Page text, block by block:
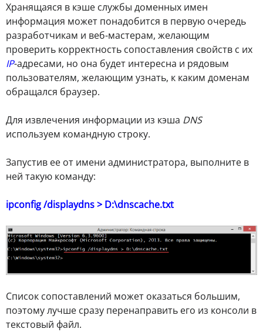
Хранящаяся в кэше службы доменных имен
информация может понадобится в первую очередь
разработчикам и веб-мастерам, желающим
проверить корректность сопоставления свойств с их
IP-адресами, но она будет интересна и рядовым
пользователям, желающим узнать, к каким доменам
обращался браузер.
Для извлечения информации из кэша DNS
используем командную строку.
Запустив ее от имени администратора, выполните в
ней такую команду:
ipconfig /displaydns > D:\dnscache.tхt
Список сопоставлений может оказаться большим,
поэтому лучше сразу перенаправить его из консоли в
текстовый файл.